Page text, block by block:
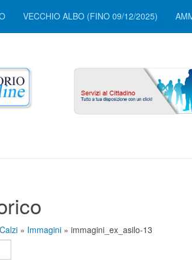
VECCHIO ALBO (FINO 09/12/2025)
» Immagini » immagini_ex_asilo-13